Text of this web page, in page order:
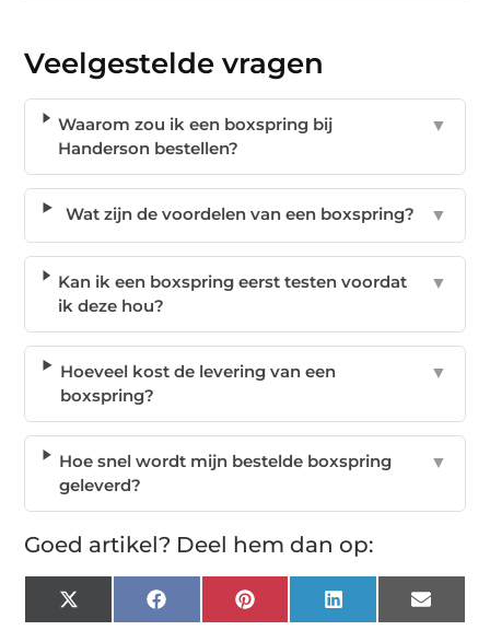
Veelgestelde vragen
Waarom zou ik een boxspring bij
Handerson bestellen?
▼
Wat zijn de voordelen van een boxspring? ▼
Kan ik een boxspring eerst testen voordat
ik deze hou?
▼
Hoeveel kost de levering van een
boxspring?
▼
Hoe snel wordt mijn bestelde boxspring
geleverd?
▼
Goed artikel? Deel hem dan op:
X
(Twitter)
FacebookPinterest LinkedIn Email